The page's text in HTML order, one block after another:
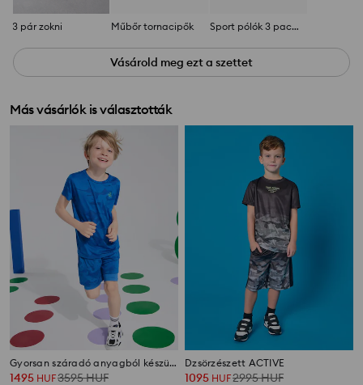
3 pár zokni Műbőr tornacipők Sport pólók 3 pack Active
Vásárold meg ezt a szettet
Más vásárlók is választották
Gyorsan száradó anyagból készült sport szett Active
1495 HUF3595HUF
Dzsörzészett ACTIVE
1095 HUF2995HUF